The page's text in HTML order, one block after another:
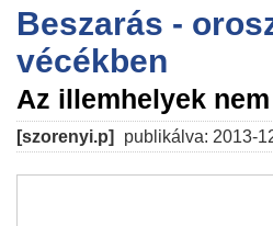
Beszarás -
vécékben
Az illemhelyek
[szorenyi.p] publikálva: 2013-